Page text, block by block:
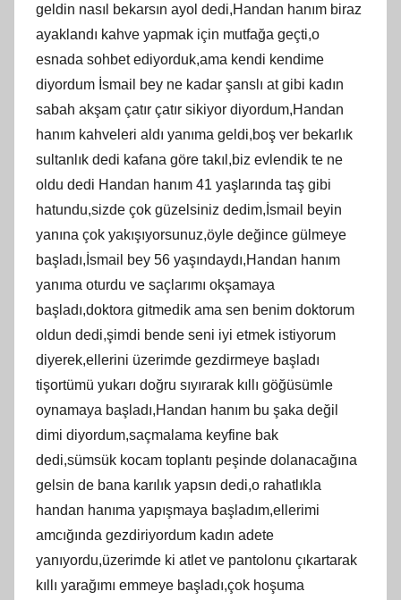
geldin nasıl bekarsın ayol dedi,Handan hanım biraz
ayaklandı kahve yapmak için mutfağa geçti,o
esnada sohbet ediyorduk,ama kendi kendime
diyordum İsmail bey ne kadar şanslı at gibi kadın
sabah akşam çatır çatır sikiyor diyordum,Handan
hanım kahveleri aldı yanıma geldi,boş ver bekarlık
sultanlık dedi kafana göre takıl,biz evlendik te ne
oldu dedi Handan hanım 41 yaşlarında taş gibi
hatundu,sizde çok güzelsiniz dedim,İsmail beyin
yanına çok yakışıyorsunuz,öyle değince gülmeye
başladı,İsmail bey 56 yaşındaydı,Handan hanım
yanıma oturdu ve saçlarımı okşamaya
başladı,doktora gitmedik ama sen benim doktorum
oldun dedi,şimdi bende seni iyi etmek istiyorum
diyerek,ellerini üzerimde gezdirmeye başladı
tişortümü yukarı doğru sıyırarak kıllı göğüsümle
oynamaya başladı,Handan hanım bu şaka değil
dimi diyordum,saçmalama keyfine bak
dedi,sümsük kocam toplantı peşinde dolanacağına
gelsin de bana karılık yapsın dedi,o rahatlıkla
handan hanıma yapışmaya başladım,ellerimi
amcığında gezdiriyordum kadın adete
yanıyordu,üzerimde ki atlet ve pantolonu çıkartarak
kıllı yarağımı emmeye başladı,çok hoşuma